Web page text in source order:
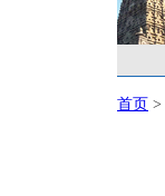
首页 >